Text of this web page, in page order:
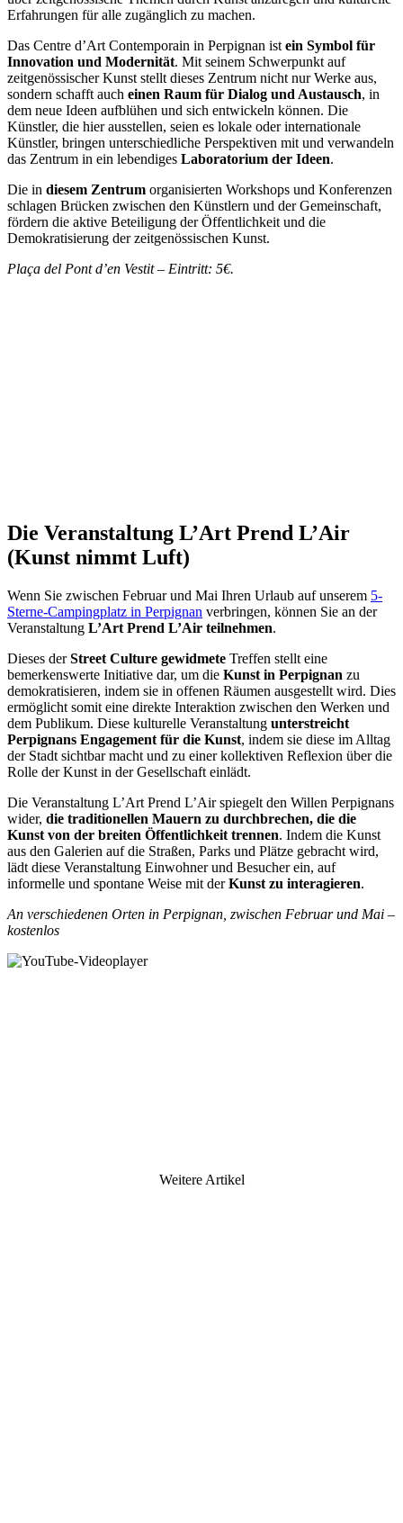
Erfahrungen für alle zugänglich zu machen.
Das Centre d’Art Contemporain in Perpignan istein Symbol für
Innovation und Modernität. Mit seinem Schwerpunkt auf
zeitgenössischer Kunst stellt dieses Zentrum nicht nur Werke aus,
sondern schafft auch einen Raum für Dialog und Austausch, in
dem neue Ideen aufblühen und sich entwickeln können. Die
Künstler, die hier ausstellen, seien es lokale oder internationale
Künstler, bringen unterschiedliche Perspektiven mit und verwandeln
das Zentrum in ein lebendiges Laboratorium der Ideen.
Die in diesem Zentrum organisierten Workshops und Konferenzen
schlagen Brücken zwischen den Künstlern und der Gemeinschaft,
fördern die aktive Beteiligung der Öffentlichkeit und die
Demokratisierung der zeitgenössischen Kunst.
Plaça del Pont d’en Vestit – Eintritt: 5€.
Die Veranstaltung L’Art Prend L’Air
(Kunst nimmt Luft)
Wenn Sie zwischen Februar und Mai Ihren Urlaub auf unserem 5-
Sterne-Campingplatz in Perpignan verbringen, können Sie an der
Veranstaltung L’Art Prend L’Air teilnehmen.
Dieses derStreet Culture gewidmete Treffen stellt eine
bemerkenswerte Initiative dar, um die Kunst in Perpignan zu
demokratisieren, indem sie in offenen Räumen ausgestellt wird. Dies
ermöglicht somit eine direkte Interaktion zwischen den Werken und
dem Publikum. Diese kulturelle Veranstaltung unterstreicht
Perpignans Engagement für die Kunst, indem sie diese im Alltag
der Stadt sichtbar macht und zu einer kollektiven Reflexion über die
Rolle der Kunst in der Gesellschaft einlädt.
Die Veranstaltung L’Art Prend L’Air spiegelt den Willen Perpignans
wider, die traditionellen Mauern zu durchbrechen, die die
Kunst von der breiten Öffentlichkeit trennen. Indem die Kunst
aus den Galerien auf die Straßen, Parks und Plätze gebracht wird,
lädt diese Veranstaltung Einwohner und Besucher ein, auf
informelle und spontane Weise mit derKunst zu interagieren.
An verschiedenen Orten in Perpignan, zwischen Februar und Mai –
kostenlos
Weitere Artikel